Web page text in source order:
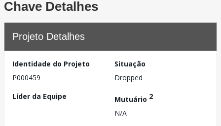
Chave Detalhes
Projeto Detalhes
Identidade do Projeto
P000459
Situação
Dropped
Líder da Equipe
Mutuário 2
N/A